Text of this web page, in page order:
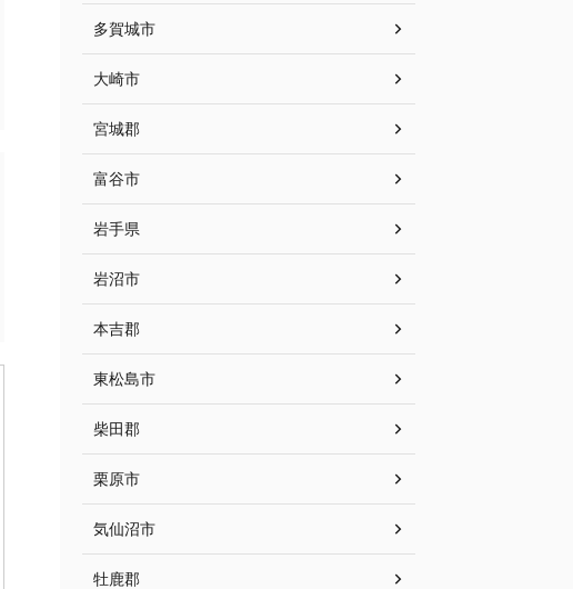
多賀城市
大崎市
宮城郡
富谷市
岩手県
岩沼市
本吉郡
東松島市
柴田郡
栗原市
気仙沼市
牡鹿郡